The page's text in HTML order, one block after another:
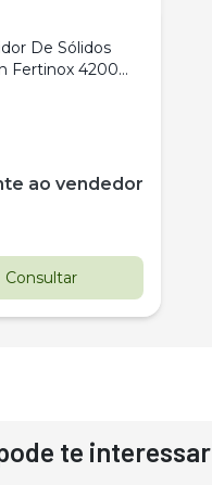
De Sólidos
Fertinox 4200
ao vendedor
Consultar
te interessar